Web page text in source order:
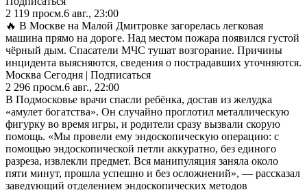
2 119 просм.6 авг., 23:00
🔥 В Москве на Малой Дмитровке загорелась легковая
машина прямо на дороге. Над местом пожара появился густой
чёрный дым. Спасатели МЧС тушат возгорание. Причины
инцидента выясняются, сведения о пострадавших уточняются.
Москва Сегодня | Подписаться
2 296 просм.6 авг., 22:00
В Подмосковье врачи спасли ребёнка, достав из желудка
«амулет богатства». Он случайно проглотил металлическую
фигурку во время игры, и родители сразу вызвали скорую
помощь. «Мы провели ему эндоскопическую операцию: с
помощью эндоскопической петли аккуратно, без единого
разреза, извлекли предмет. Вся манипуляция заняла около
пяти минут, прошла успешно и без осложнений», — рассказал
заведующий отделением эндоскопических методов